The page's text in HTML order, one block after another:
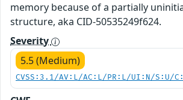
memory because of a partially
structure, aka CID-50535249f624.
Severity
5.5 (Medium)
CVSS:3.1/AV:L/AC:L/PR:L/UI:N/S:U/